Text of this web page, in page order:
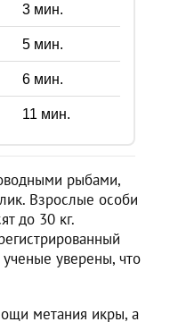
3мин.
5мин.
6мин.
11 мин.
рыбами,
Взрослые особи
до 30 кг.
уверены, что
метания икры, а